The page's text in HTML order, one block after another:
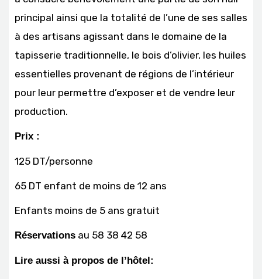
principal ainsi que la totalité de l’une de ses salles
à des artisans agissant dans le domaine de la
tapisserie traditionnelle, le bois d’olivier, les huiles
essentielles provenant de régions de l’intérieur
pour leur permettre d’exposer et de vendre leur
production.
Prix :
125 DT/personne
65 DT enfant de moins de 12 ans
Enfants moins de 5 ans gratuit
Réservations au 58 38 42 58
Lire aussi à propos de l’hôtel: